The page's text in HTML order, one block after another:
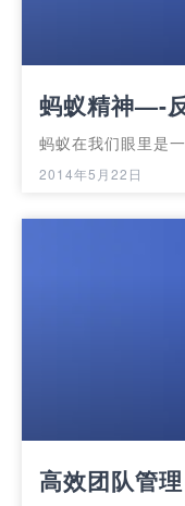
蚂蚁精神—-
蚂蚁在我们眼里是
2014年5月22日
高效团队管